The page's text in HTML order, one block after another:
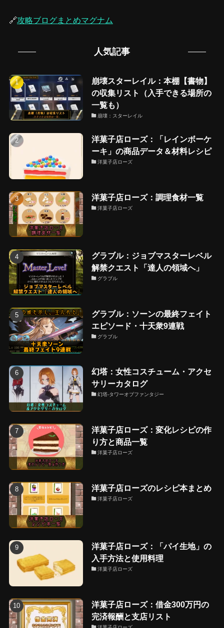
🔗攻略ブログまとめマグナム
人気記事
崩壊スターレイル：本棚【書物】
の収集リスト（入手できる場所の
一覧も）
崩壊：スターレイル
洋菓子店ローズ：「レインボーケ
ーキ」の商品データ＆材料レシピ
洋菓子店ローズ
洋菓子店ローズ：調理食材一覧
洋菓子店ローズ
グラブル：ジョブマスターレベル
解禁クエスト「達人の領域へ」
グラブル
グラブル：ソーンの最終フェイト
エピソード・十天衆9連戦
グラブル
幻塔：女性コスチューム・アクセ
サリーカタログ
幻塔-タワーオブファンタジー
洋菓子店ローズ：変化レシピの作
り方と商品一覧
洋菓子店ローズ
洋菓子店ローズのレシピ本まとめ
洋菓子店ローズ
洋菓子店ローズ：「パイ生地」の
入手方法と使用料理
洋菓子店ローズ
洋菓子店ローズ：借金300万円の
完済報酬と支店リスト